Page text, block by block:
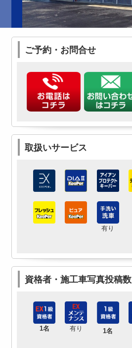
ご予約・お問合せ
取扱いサービス
有り
資格者・施工車写真投稿数
1名 有り 1名